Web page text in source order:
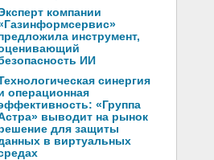
компании
инструмент,
ИИ
синергия
операционная
«Группа
выводит на рынок
для защиты
в виртуальных